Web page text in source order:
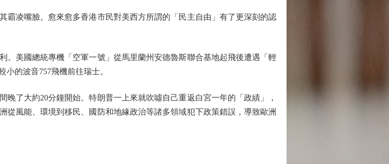
凌嘴臉。愈來愈多香港市民對美西方所謂的「民主自由」有了更深刻的認
美國總統專機「空軍一號」從馬里蘭州安德魯斯聯合基地起飛後遭遇「輕
的波音757飛機前往瑞士。
了大約20分鐘開始。特朗普一上來就吹噓自己重返白宮一年的「政績」，
從風能、環境到移民、國防和地緣政治等諸多領域犯下政策錯誤，導致歐洲